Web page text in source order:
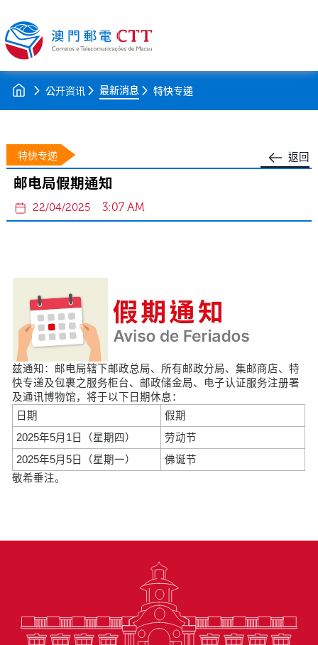
公开资讯 最新消息 特快专递
返回
特快专递
邮电局假期通知
22/04/2025 3:07 AM
兹通知：邮电局辖下邮政总局、所有邮政分局、集邮商店、特
快专递及包裹之服务柜台、邮政储金局、电子认证服务注册署
及通讯博物馆，将于以下日期休息：
日期
假期
2025年5月1日（星期四）
劳动节
2025年5月5日（星期一）
佛诞节
敬希垂注。